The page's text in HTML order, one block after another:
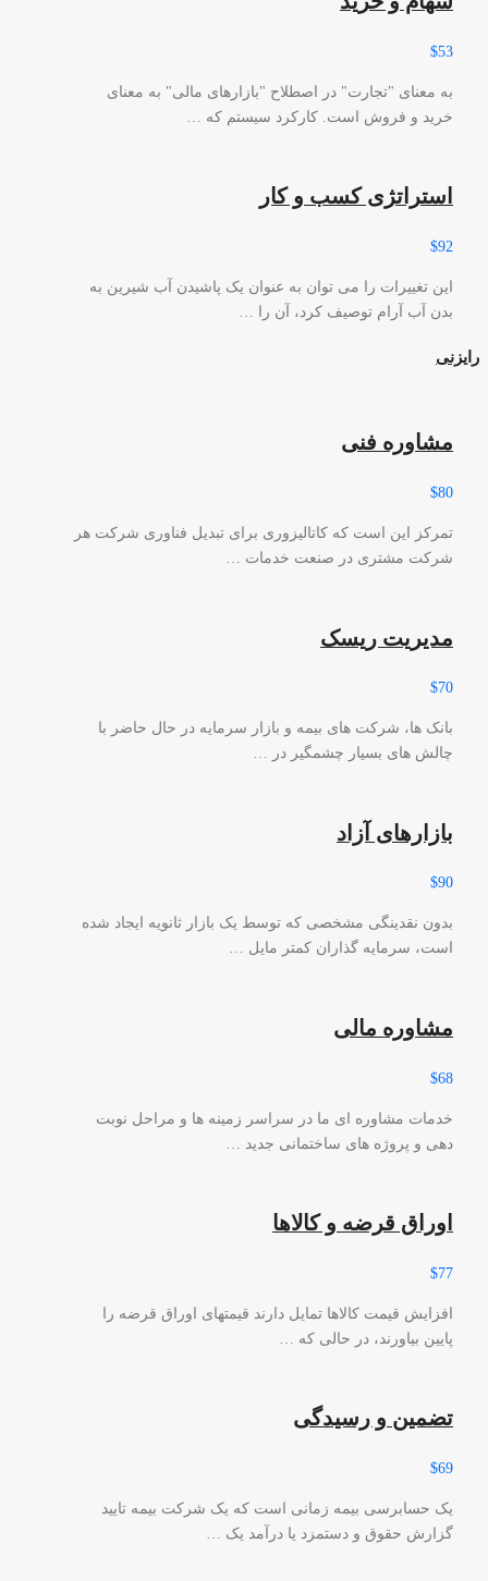
$53
به معنای "تجارت" در اصطلاح "بازارهای مالی" به معنای
خرید و فروش است. کارکرد سیستم که …
استراتژی کسب و کار
$92
این تغییرات را می توان به عنوان یک پاشیدن آب شیرین به
بدن آب آرام توصیف کرد، آن را …
رایزنی
مشاوره فنی
$80
تمرکز این است که کاتالیزوری برای تبدیل فناوری شرکت هر
شرکت مشتری در صنعت خدمات …
مدیریت ریسک
$70
بانک ها، شرکت های بیمه و بازار سرمایه در حال حاضر با
چالش های بسیار چشمگیر در …
بازارهای آزاد
$90
بدون نقدینگی مشخصی که توسط یک بازار ثانویه ایجاد شده
است، سرمایه گذاران کمتر مایل …
مشاوره مالی
$68
خدمات مشاوره ای ما در سراسر زمینه ها و مراحل نوبت
دهی و پروژه های ساختمانی جدید …
اوراق قرضه و کالاها
$77
افزایش قیمت کالاها تمایل دارند قیمتهای اوراق قرضه را
پایین بیاورند، در حالی که …
تضمین و رسیدگی
$69
یک حسابرسی بیمه زمانی است که یک شرکت بیمه تایید
گزارش حقوق و دستمزد یا درآمد یک …